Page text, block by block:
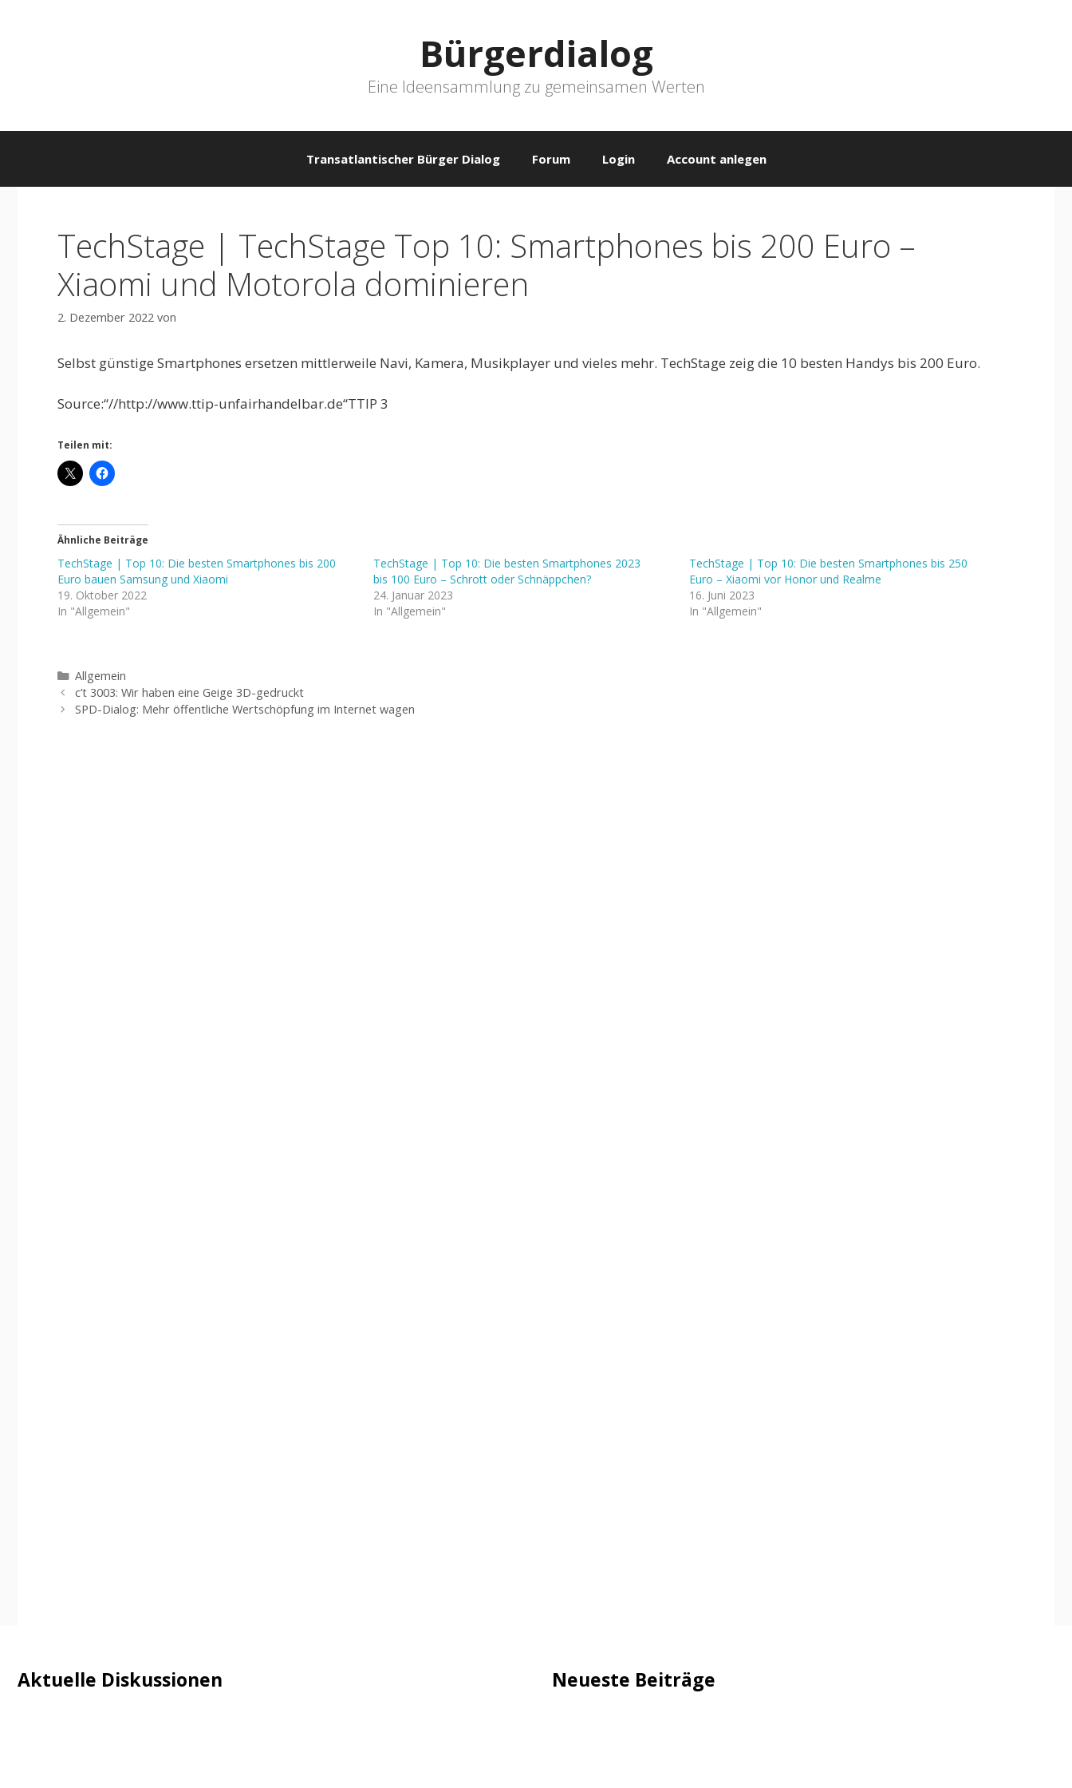
Bürgerdialog
Eine Ideensammlung zu gemeinsamen Werten
Transatlantischer Bürger Dialog Forum Login Account anlegen
TechStage | TechStage Top 10: Smartphones bis 200 Euro –
Xiaomi und Motorola dominieren
2. Dezember 2022 von
Selbst günstige Smartphones ersetzen mittlerweile Navi, Kamera, Musikplayer und vieles mehr. TechStage zeig die 10 besten Handys bis 200 Euro.
Source:“//http://www.ttip-unfairhandelbar.de“TTIP 3
Teilen mit:
Ähnliche Beiträge
TechStage | Top 10: Die besten Smartphones bis 200
Euro bauen Samsung und Xiaomi
19. Oktober 2022
In "Allgemein"
TechStage | Top 10: Die besten Smartphones 2023
bis 100 Euro – Schrott oder Schnäppchen?
24. Januar 2023
In "Allgemein"
TechStage | Top 10: Die besten Smartphones bis 250
Euro – Xiaomi vor Honor und Realme
16. Juni 2023
In "Allgemein"
Kategorien
Allgemein
c’t 3003: Wir haben eine Geige 3D-gedruckt
SPD-Dialog: Mehr öffentliche Wertschöpfung im Internet wagen
Aktuelle Diskussionen Neueste Beiträge